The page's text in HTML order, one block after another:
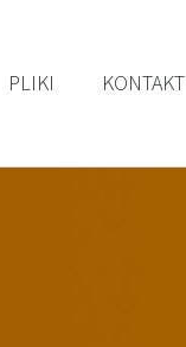
PLIKI KONTAKT